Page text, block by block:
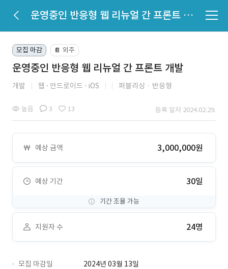
운영중인 반응형 웹 리뉴얼 간 프론트 개발
모집 마감 📔 외주
운영중인 반응형 웹 리뉴얼 간 프론트 개발
개발 웹 안드로이드 iOS 퍼블리싱ㆍ반응형
높음 3 13 등록 일자 2024.02.29.
예상 금액 3,000,000원
예상 기간 30일
기간 조율 가능
지원자 수 24명
모집 마감일
2024년 03월 13일